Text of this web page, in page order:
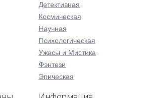
Детективная
Космическая
Научная
Психологическая
Ужасы и Мистика
Фэнтези
Эпическая